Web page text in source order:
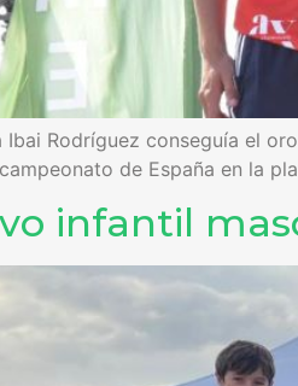
Ibai Rodríguez conseguía el
de España en la
infantil